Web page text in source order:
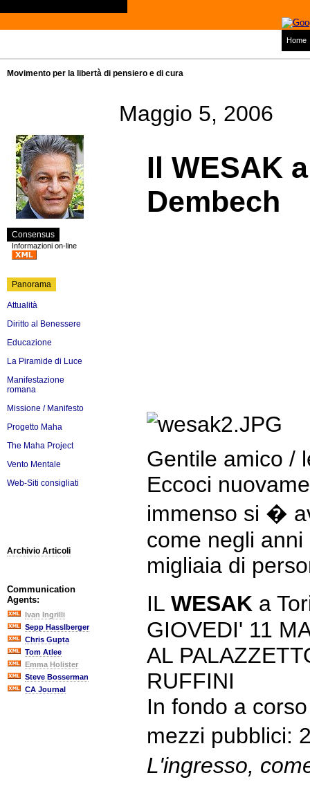
Home
Movimento per la libertà di pensiero e di cura
Consensus
Informazioni on-line
Panorama
Attualità
Diritto al Benessere
Educazione
La Piramide di Luce
Manifestazione
romana
Missione / Manifesto
Progetto Maha
The Maha Project
Vento Mentale
Web-Siti consigliati
Archivio Articoli
Communication
Agents:
Ivan Ingrilli
Sepp Hasslberger
Chris Gupta
Tom Atlee
Emma Holister
Steve Bosserman
CA Journal
Maggio 5, 2006
Il WESAK
Dembech
Gentile amico /
Eccoci
immenso si �
come negli
migliaia di
IL WESAK a
GIOVEDI' 11
AL
RUFFINI
In fondo a
mezzi
L'ingresso,